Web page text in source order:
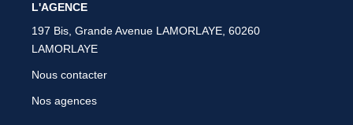
L'AGENCE
197 Bis, Grande Avenue LAMORLAYE, 60260
LAMORLAYE
Nous contacter
Nos agences